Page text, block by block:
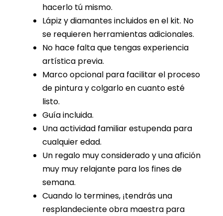
hacerlo tú mismo.
Lápiz y diamantes incluidos en el kit. No
se requieren herramientas adicionales.
No hace falta que tengas experiencia
artística previa.
Marco opcional para facilitar el proceso
de pintura y colgarlo en cuanto esté
listo.
Guía incluida.
Una actividad familiar estupenda para
cualquier edad.
Un regalo muy considerado y una afición
muy muy relajante para los fines de
semana.
Cuando lo termines, ¡tendrás una
resplandeciente obra maestra para